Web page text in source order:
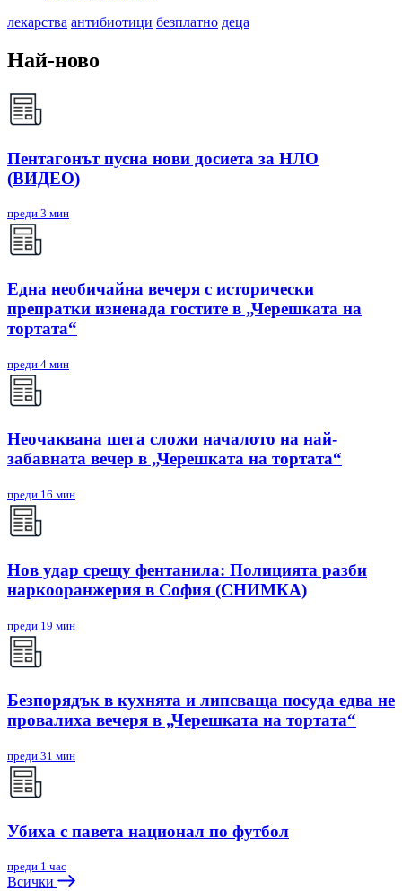
лекарства антибиотици безплатно деца
Най-ново
Пентагонът пусна нови досиета за НЛО
(ВИДЕО)
преди 3 мин
Една необичайна вечеря с исторически
препратки изненада гостите в „Черешката на
тортата“
преди 4 мин
Неочаквана шега сложи началото на най-
забавната вечер в „Черешката на тортата“
преди 16 мин
Нов удар срещу фентанила: Полицията разби
наркооранжерия в София (СНИМКА)
преди 19 мин
Безпорядък в кухнята и липсваща посуда едва не
провалиха вечеря в „Черешката на тортата“
преди 31 мин
Убиха с павета национал по футбол
преди 1 час
Всички